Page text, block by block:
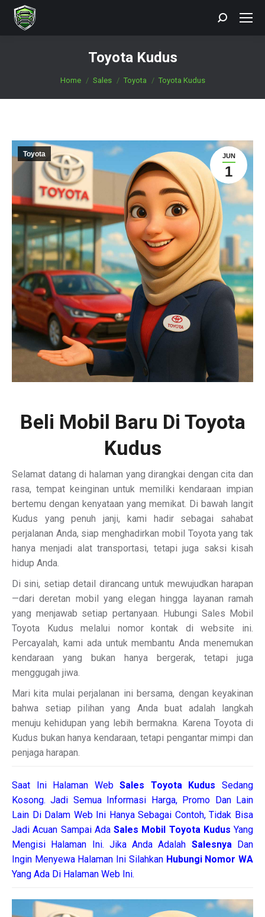
Search:
Toyota Kudus
You are here:
Home Sales Toyota Toyota Kudus
JUN
1
Toyota
Beli Mobil Baru Di Toyota
Kudus
Selamat datang di halaman yang dirangkai dengan cita dan
rasa, tempat keinginan untuk memiliki kendaraan impian
bertemu dengan kenyataan yang memikat. Di bawah langit
Kudus yang penuh janji, kami hadir sebagai sahabat
perjalanan Anda, siap menghadirkan mobil Toyota yang tak
hanya menjadi alat transportasi, tetapi juga saksi kisah
hidup Anda.
Di sini, setiap detail dirancang untuk mewujudkan harapan
—dari deretan mobil yang elegan hingga layanan ramah
yang menjawab setiap pertanyaan. Hubungi Sales Mobil
Toyota Kudus melalui nomor kontak di website ini.
Percayalah, kami ada untuk membantu Anda menemukan
kendaraan yang bukan hanya bergerak, tetapi juga
menggugah jiwa.
Mari kita mulai perjalanan ini bersama, dengan keyakinan
bahwa setiap pilihan yang Anda buat adalah langkah
menuju kehidupan yang lebih bermakna. Karena Toyota di
Kudus bukan hanya kendaraan, tetapi pengantar mimpi dan
penjaga harapan.
Saat Ini Halaman WebSales Toyota KudusSedang
Kosong. Jadi Semua Informasi Harga, Promo Dan Lain
Lain Di Dalam Web Ini Hanya Sebagai Contoh, Tidak Bisa
Jadi Acuan Sampai Ada Sales Mobil Toyota Kudus Yang
Mengisi Halaman Ini. Jika Anda Adalah SalesnyaDan
Ingin Menyewa Halaman Ini Silahkan Hubungi Nomor WA
Yang Ada Di Halaman Web Ini.